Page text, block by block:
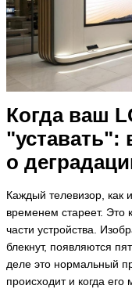
Когда ваш
"уставать":
о
Каждый телевизор,
временем стареет. Это
части устройства.
блекнут, появляются
деле это нормальный
происходит и когда его